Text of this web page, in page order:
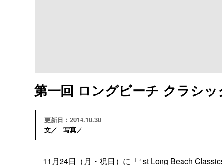
第一回 ロングビーチ クラシッ
更新日：2014.10.30
文／ 写真／
11月24日（月・祝日）に「1st Long Beach